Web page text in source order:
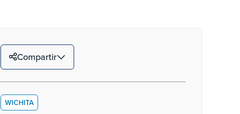
Compartir
WICHITA